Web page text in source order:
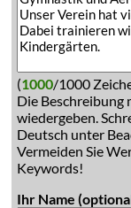
(1000/1000
Die Beschreibung
wiedergeben.
Deutsch unter
Vermeiden Sie
Keywords!
Ihr Name